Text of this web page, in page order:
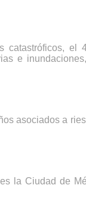
catastróficos, el
e
asociados a
la Ciudad de